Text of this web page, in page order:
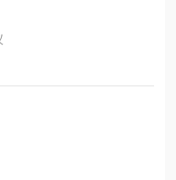
温度计是一款可靠的温度
检查 HACCP 中的温度控
移动应用程序，您可以将